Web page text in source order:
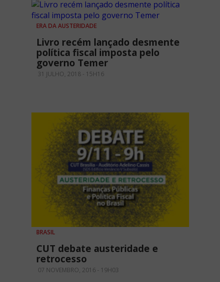
ERA DA AUSTERIDADE
Livro recém lançado desmente
política fiscal imposta pelo
governo Temer
31 JULHO, 2018 - 15H16
BRASIL
CUT debate austeridade e
retrocesso
07 NOVEMBRO, 2016 - 19H03